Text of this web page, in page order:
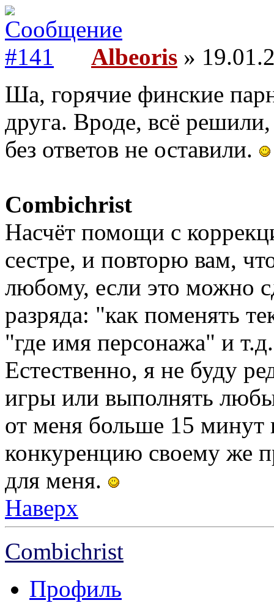
Albeoris »
Ша, горячие финские
друга. Вроде, всё
без ответов не оставили.
Combichrist
Насчёт помощи с
сестре, и повторю вам,
любому, если это можно
разряда: "как поменять
"где имя персонажа" и
Естественно, я не буду
игры или выполнять
от меня больше 15 минут
конкуренцию своему же
для меня.
Наверх
Combichrist
Профиль